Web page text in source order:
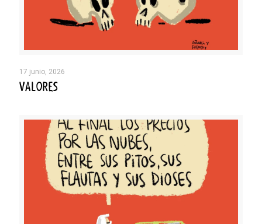
17 junio, 2026
VALORES